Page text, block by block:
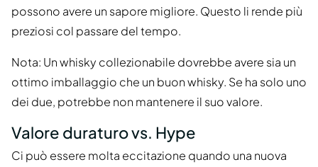
possono avere un sapore migliore. Questo li rende più
preziosi col passare del tempo.
Nota: Un whisky collezionabile dovrebbe avere sia un
ottimo imballaggio che un buon whisky. Se ha solo uno
dei due, potrebbe non mantenere il suo valore.
Valore duraturo vs. Hype
Ci può essere molta eccitazione quando una nuova